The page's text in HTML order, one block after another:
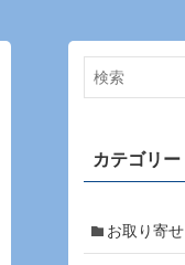
カテゴリー
お取り寄せ